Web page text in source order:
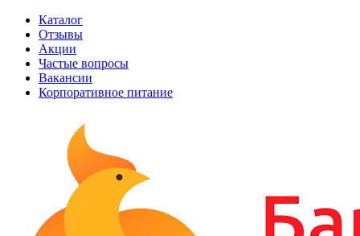
Каталог
Отзывы
Акции
Частые вопросы
Вакансии
Корпоративное питание